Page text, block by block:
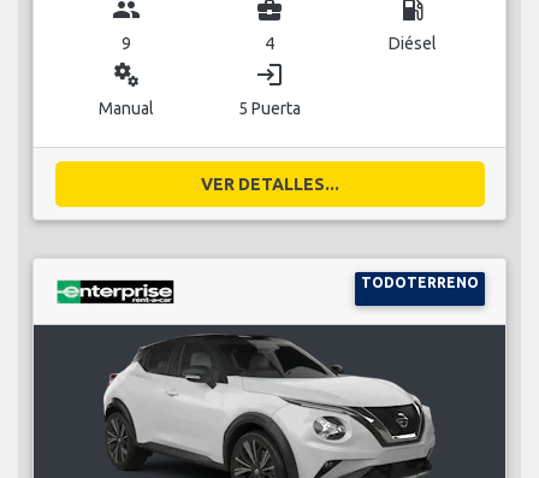
group
9
business_center
4
local_gas_station
Diésel
miscellaneous_services
Manual
login
5 Puerta
VER DETALLES...
TODOTERRENO